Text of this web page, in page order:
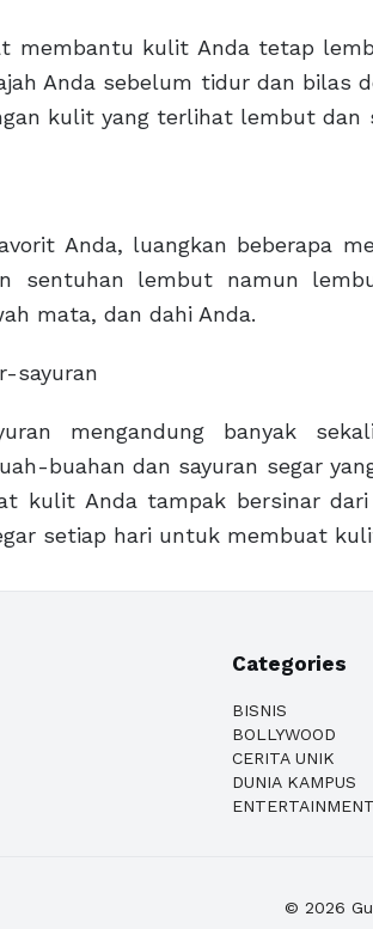
membantu kulit Anda tetap
Anda sebelum tidur dan bilas
dengan kulit yang
Anda, luangkan beberapa
sentuhan lembut namun
mata, dan dahi Anda.
sayuran
mengandung banyak
buahan dan sayuran segar
kulit Anda tampak bersinar
setiap hari untuk membuat
Categories
BISNIS
BOLLYWOOD
CERITA UNIK
DUNIA KAMPUS
ENTERTAINMENT
© 2026